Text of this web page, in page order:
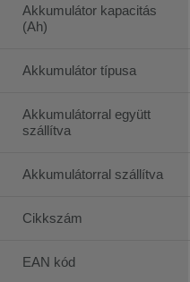
Akkumulátor kapacitás
(Ah)
Akkumulátor típusa
Akkumulátorral együtt
szállítva
Akkumulátorral szállítva
Cikkszám
EAN kód